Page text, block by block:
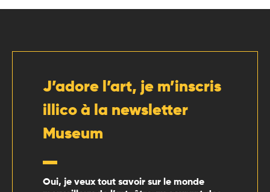
J’adore l’art, je m’inscris
illico à la newsletter
Museum
Oui, je veux tout savoir sur le monde